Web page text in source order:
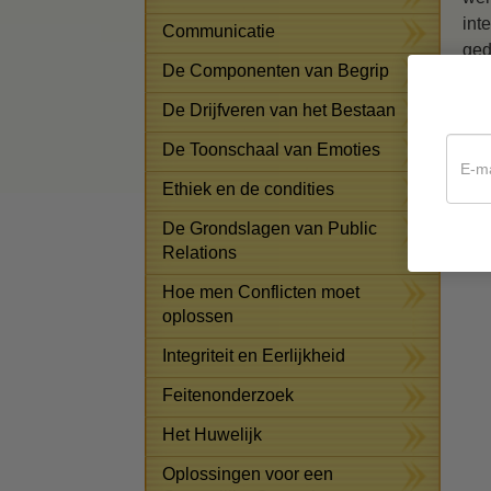
dat
Communicatie
De Componenten van Begrip
De Drijfveren van het Bestaan
De Toonschaal van Emoties
Ethiek en de condities
De Grondslagen van Public
Relations
Hoe men Conflicten moet
oplossen
Integriteit en Eerlijkheid
Feitenonderzoek
Het Huwelijk
Oplossingen voor een